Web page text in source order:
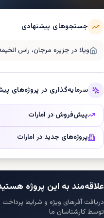
جستجوهای پیشنهادی
ویلا در جزیره مرجان، راس
سرمایه‌گذاری در پروژه‌های
پیش‌فروش در امارات
پروژه‌های جدید در امارات
علاقه‌مند به این پروژه
دریافت آفرهای ویژه و شرایط
توسط کارشناسان ما